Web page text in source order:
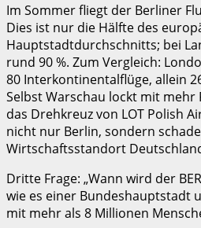
Im Sommer fliegt der Berliner
Dies ist nur die Hälfte des
Hauptstadtdurchschnitts; bei
rund 90 %. Zum Vergleich:
80 Interkontinentalflüge, allein
Selbst Warschau lockt mit
das Drehkreuz von LOT Polish
nicht nur Berlin, sondern
Wirtschaftsstandort
Dritte Frage: „Wann wird der
wie es einer Bundeshauptstadt
mit mehr als 8 Millionen